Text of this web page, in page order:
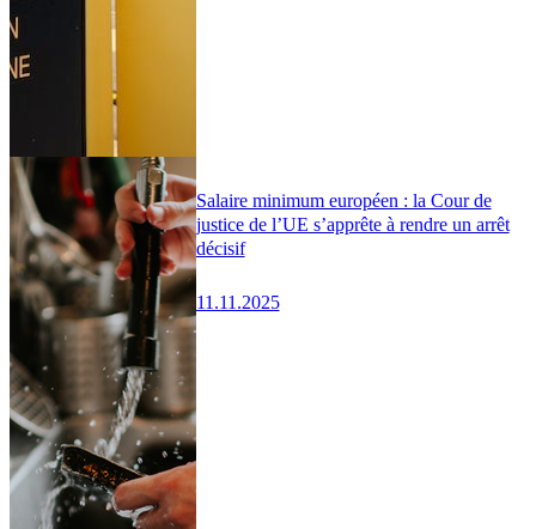
Salaire minimum européen : la Cour de
justice de l’UE s’apprête à rendre un arrêt
décisif
11.11.2025